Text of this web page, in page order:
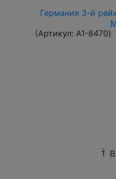
Германия 3-й
(Артикул: A1-8470)
1